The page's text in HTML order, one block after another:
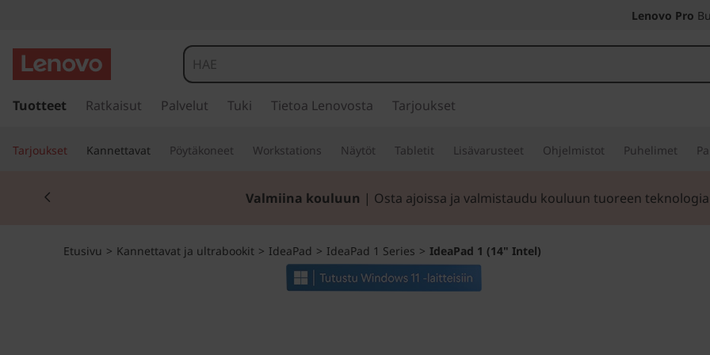
d
e
P
Lenovo Pro
i
r
Tuotteet Ratkaisut Palvelut Tuki Tietoa Lenovosta Tarjoukset
Tarjoukset Kannettavat Pöytäkoneet Workstations Näytöt Tabletit Lisävarusteet Ohjelmistot Puhelimet
Valmiina kouluun | Osta ajoissa ja valmistaudu kouluun tuoreen
Etusivu > Kannettavat ja ultrabookit > IdeaPad > IdeaPad 1 Series > IdeaPad 1 (14" Intel)